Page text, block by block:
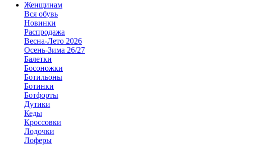
Женщинам
Вся обувь
Новинки
Распродажа
Весна-Лето 2026
Осень-Зима 26/27
Балетки
Босоножки
Ботильоны
Ботинки
Ботфорты
Дутики
Кеды
Кроссовки
Лодочки
Лоферы